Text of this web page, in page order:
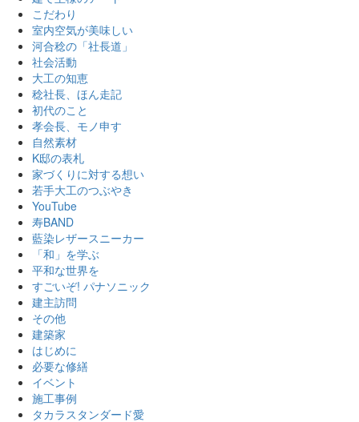
こだわり
室内空気が美味しい
河合稔の「社長道」
社会活動
大工の知恵
稔社長、ほん走記
初代のこと
孝会長、モノ申す
自然素材
K邸の表札
家づくりに対する想い
若手大工のつぶやき
YouTube
寿BAND
藍染レザースニーカー
「和」を学ぶ
平和な世界を
すごいぞ! パナソニック
建主訪問
その他
建築家
はじめに
必要な修繕
イベント
施工事例
タカラスタンダード愛